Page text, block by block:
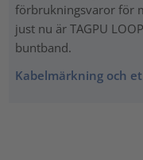
förbrukningsvaror för
just nu är TAGPU
buntband.
Kabelmärkning och